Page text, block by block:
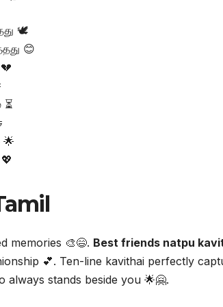
🕊️
😊
memories 🎨😄. Best friends natpu
💕. Ten-line kavithai perfectly
stands beside you 🌟🤗.